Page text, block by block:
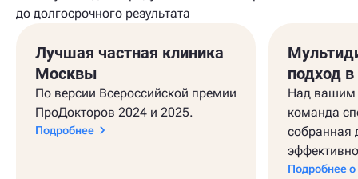
до долгосрочного результата
Лучшая частная клиника
Москвы
По версии Всероссийской премии
ПроДокторов 2024 и 2025.
Подробнее
подход
Над вашим
команда
собранная
Подробнее о